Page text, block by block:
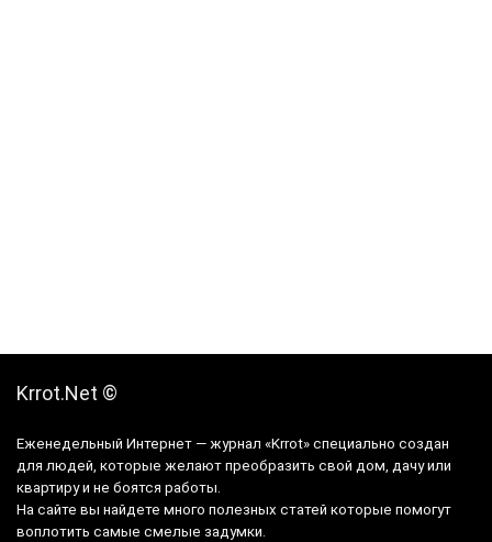
Krrot.Net ©
Еженедельный Интернет — журнал «Krrot» специально создан
для людей, которые желают преобразить свой дом, дачу или
квартиру и не боятся работы.
На сайте вы найдете много полезных статей которые помогут
воплотить самые смелые задумки.